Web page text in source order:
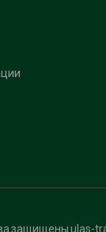
защищены ulas-